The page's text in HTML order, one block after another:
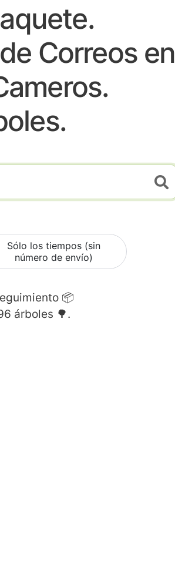
Correos en
Sólo los tiempos (sin
número de envío)
📦
árboles 🌳.